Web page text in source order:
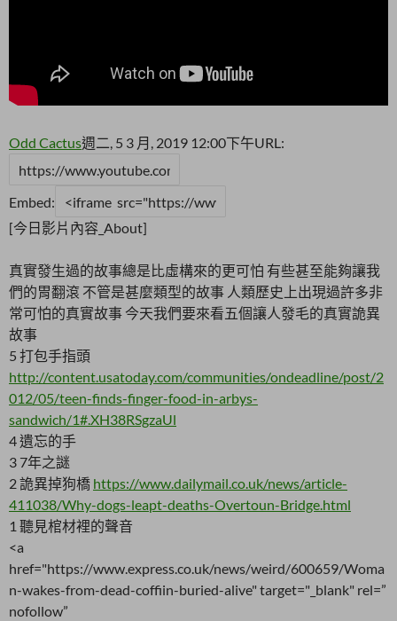
Odd Cactus週二, 5 3 月, 2019 12:00下午URL:
Embed:
[今日影片內容_About]
真實發生過的故事總是比虛構來的更可怕 有些甚至能夠讓我
們的胃翻滾 不管是甚麼類型的故事 人類歷史上出現過許多非
常可怕的真實故事 今天我們要來看五個讓人發毛的真實詭異
故事
5 打包手指頭
http://content.usatoday.com/communities/ondeadline/post/2
012/05/teen-finds-finger-food-in-arbys-
sandwich/1#.XH38RSgzaUl
4 遺忘的手
3 7年之謎
2 詭異掉狗橋 https://www.dailymail.co.uk/news/article-
411038/Why-dogs-leapt-deaths-Overtoun-Bridge.html
1 聽見棺材裡的聲音
<a
href="https://www.express.co.uk/news/weird/600659/Woma
n-wakes-from-dead-coffiin-buried-alive" target="_blank" rel=”
nofollow”